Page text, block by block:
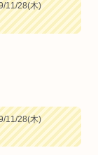
11/28(木)
11/28(木)